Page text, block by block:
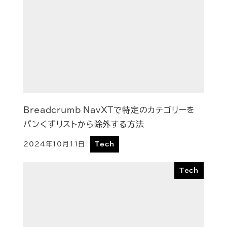
Breadcrumb NavXTで特定のカテゴリーを
パンくずリストから除外する方法
2024年10月11日 Tech
Tech